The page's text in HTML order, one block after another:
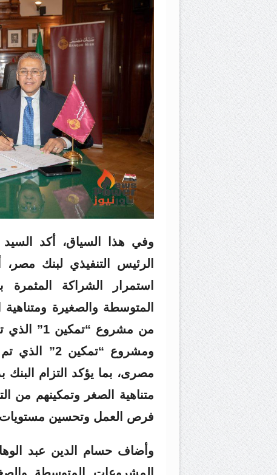
وفي هذا السياق، أكد
استمرار الشراكة
المتوسطة والصغيرة
مصرى، بما يؤكد التزام
متناهية الصغر وتمكينهم من
فرص العمل وتحسين مستويات
وأضاف حسام الدين عبد